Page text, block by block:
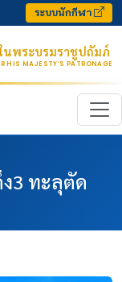
ระบบนักกีฬา
นพระบรมราชูปถัมภ์
HIS MAJESTY’S PATRONAGE
3 ทะลุตัด